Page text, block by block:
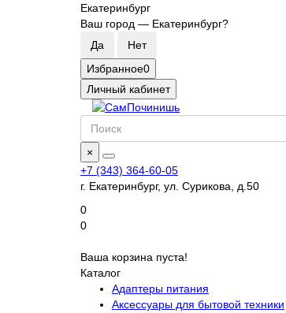
Екатеринбург
Ваш город — Екатеринбург?
Избранное0
Личный кабинет
×
+7 (343) 364-60-05
г. Екатеринбург, ул. Сурикова, д.50
0
0
Ваша корзина пуста!
Каталог
Адаптеры питания
Аксессуары для бытовой техники